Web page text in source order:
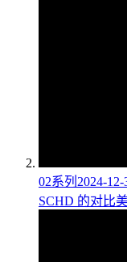
02系列 2024-12-
SCHD 的对比